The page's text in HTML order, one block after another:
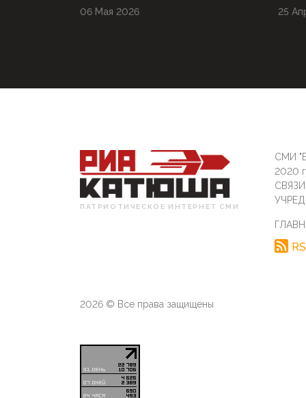
06 Мая 2026 25
ПАТРИОТИЧЕСКОЕ ИНТЕРНЕТ СМИ
СМИ
2020
2026 © Все права защищены